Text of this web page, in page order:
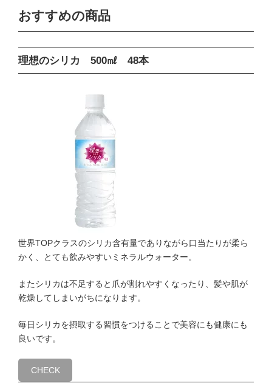
おすすめの商品
理想のシリカ 500㎖ 48本
世界TOPクラスのシリカ含有量でありながら口当たりが柔ら
かく、とても飲みやすいミネラルウォーター。
またシリカは不足すると爪が割れやすくなったり、髪や肌が
乾燥してしまいがちになります。
毎日シリカを摂取する習慣をつけることで美容にも健康にも
良いです。
CHECK